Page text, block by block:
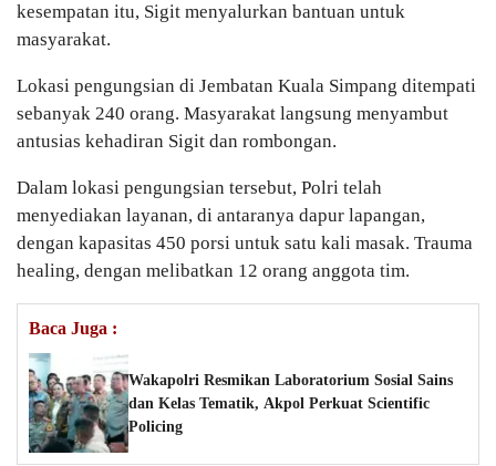
kesempatan itu, Sigit menyalurkan bantuan untuk
masyarakat.
Lokasi pengungsian di Jembatan Kuala Simpang ditempati
sebanyak 240 orang. Masyarakat langsung menyambut
antusias kehadiran Sigit dan rombongan.
Dalam lokasi pengungsian tersebut, Polri telah
menyediakan layanan, di antaranya dapur lapangan,
dengan kapasitas 450 porsi untuk satu kali masak. Trauma
healing, dengan melibatkan 12 orang anggota tim.
Baca Juga :
Wakapolri Resmikan Laboratorium Sosial Sains
dan Kelas Tematik, Akpol Perkuat Scientific
Policing